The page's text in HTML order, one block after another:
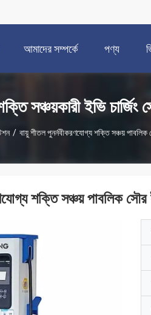
আমাদের সম্পর্কে পণ্য
সঞ্চয়কারী ইভি চার্জিং
/ বায়ু শীতল পুনর্নবীকরণযোগ্য শক্তি সঞ্চয় পাবলিক
শক্তি সঞ্চয় পাবলিক সৌর